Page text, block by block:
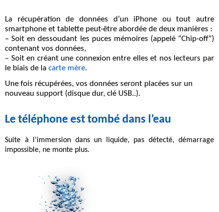
La récupération de données d’un iPhone ou tout autre
smartphone et tablette peut-être abordée de deux manières :
– Soit endessoudant les puces mémoires (appelé “Chip-off”)
contenant vos données,
– Soit en créant une connexion entre elles et nos lecteurs par
le biais de la carte mère.
Une fois récupérées, vos données seront placées sur un
nouveau support (disque dur, clé USB..).
Le téléphone est tombé dans l’eau
Suite à l’immersion dans un liquide, pas détecté, démarrage
impossible, ne monte plus.